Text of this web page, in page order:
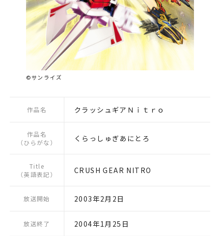
©サンライズ
作品名 クラッシュギアＮｉｔｒｏ
作品名
（ひらがな）
くらっしゅぎあにとろ
Title
（英語表記）
CRUSH GEAR NITRO
放送開始 2003年2月2日
放送終了 2004年1月25日